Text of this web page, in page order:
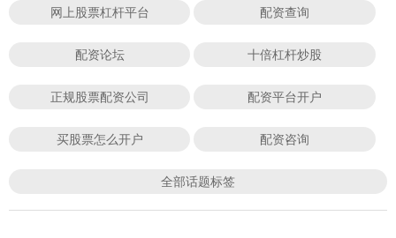
网上股票杠杆平台 配资查询
配资论坛 十倍杠杆炒股
正规股票配资公司 配资平台开户
买股票怎么开户 配资咨询
全部话题标签